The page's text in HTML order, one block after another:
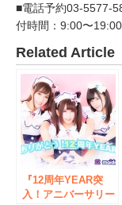
■電話予約03-5577-
付時間：9:00〜
Related Article
『12周年YEAR突
入！アニバーサリー